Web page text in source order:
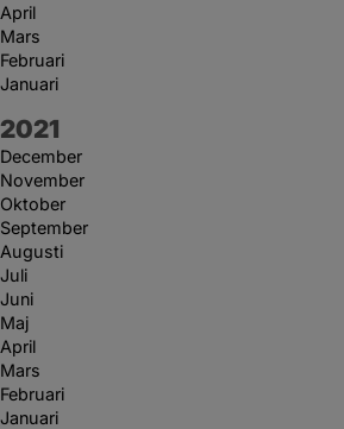
April
Mars
Februari
Januari
År:
2021
December
November
Oktober
September
Augusti
Juli
Juni
Maj
April
Mars
Februari
Januari